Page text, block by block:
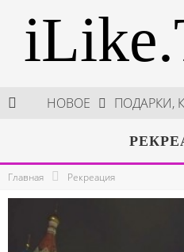
НОВОЕ
Главная Рекреация